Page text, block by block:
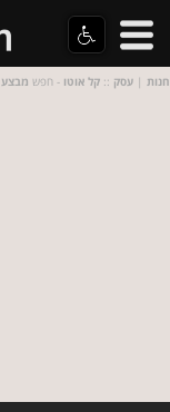
חנות | עסק :: קל אוטו - חפש מבצע